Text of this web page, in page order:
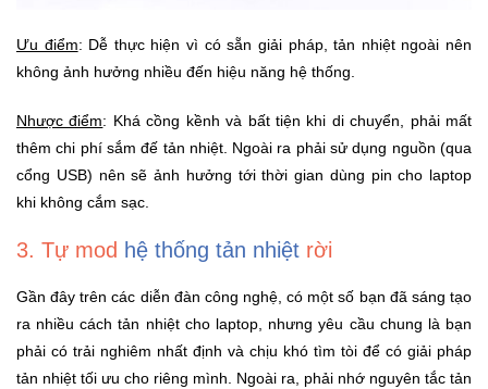
Ô
Tô
Xe
Máy
Đồ
công
vụ
Ưu điểm: Dễ thực hiện vì có sẵn giải pháp, tản nhiệt ngoài nên
không ảnh hưởng nhiều đến hiệu năng hệ thống.
Nhược điểm: Khá cồng kềnh và bất tiện khi di chuyển, phải mất
thêm chi phí sắm đế tản nhiệt. Ngoài ra phải sử dụng nguồn (qua
cổng USB) nên sẽ ảnh hưởng tới thời gian dùng pin cho laptop
khi không cắm sạc.
3. Tự mod hệ thống tản nhiệt rời
Gần đây trên các diễn đàn công nghệ, có một số bạn đã sáng tạo
ra nhiều cách tản nhiệt cho laptop, nhưng yêu cầu chung là bạn
phải có trải nghiêm nhất định và chịu khó tìm tòi để có giải pháp
tản nhiệt tối ưu cho riêng mình. Ngoài ra, phải nhớ nguyên tắc tản